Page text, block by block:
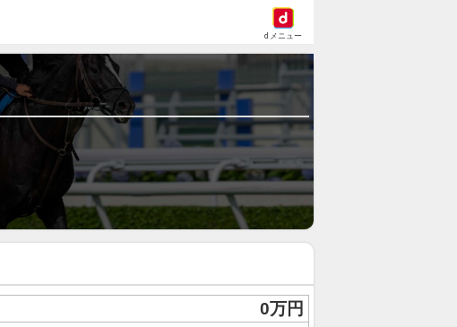
dメニュー
0万円